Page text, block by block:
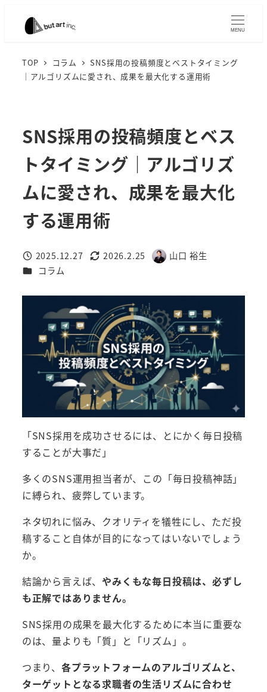
MENU
TOP コラム
SNS採用の投稿頻度とベストタイミング
｜アルゴリズムに愛され、成果を最大化する運用術
SNS採用の投稿頻度とベス
トタイミング｜アルゴリズ
ムに愛され、成果を最大化
する運用術
投稿日
2025.12.27
更新日
2026.2.25
著
山口 裕生
カテゴリー
コラム
「SNS採用を成功させるには、とにかく毎日投稿
することが大事だ」
多くのSNS運用担当者が、この「毎日投稿神話」
に縛られ、疲弊しています。
ネタ切れに悩み、クオリティを犠牲にし、ただ投
稿すること自体が目的になってはいないでしょう
か。
結論から言えば、やみくもな毎日投稿は、必ずし
も正解ではありません。
SNS採用の成果を最大化するために本当に重要な
のは、量よりも「質」と「リズム」。
つまり、 各プラットフォームのアルゴリズムと、
ターゲットとなる求職者の生活リズムに合わせ